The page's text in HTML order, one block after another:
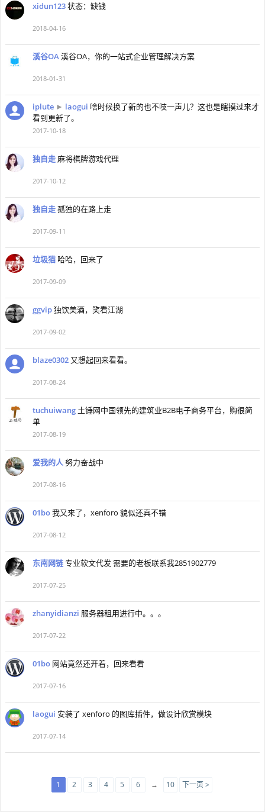
xidun123状态：缺钱
2018-04-16
溪谷OA溪谷OA，你的一站式企业管理解决方案
2018-01-31
iplute ► laogui 啥时候换了新的也不吱一声儿？这也是瞎摸过来才
看到更新了。
2017-10-18
独自走麻将棋牌游戏代理
2017-10-12
独自走孤独的在路上走
2017-09-11
垃圾猫 哈哈，回来了
2017-09-09
ggvip独饮美酒，笑看江湖
2017-09-02
blaze0302 又想起回来看看。
2017-08-24
tuchuiwang 土锤网中国领先的建筑业B2B电子商务平台，购很简
单
2017-08-19
爱我的人努力奋战中
2017-08-16
01bo我又来了，xenforo 貌似还真不错
2017-08-12
东南网链专业软文代发 需要的老板联系我2851902779
2017-07-25
zhanyidianzi 服务器租用进行中。。。
2017-07-22
01bo 网站竟然还开着，回来看看
2017-07-16
laogui 安装了 xenforo 的图库插件，做设计欣赏模块
2017-07-14
1 2 3 4 5 6 → 10 下一页 >